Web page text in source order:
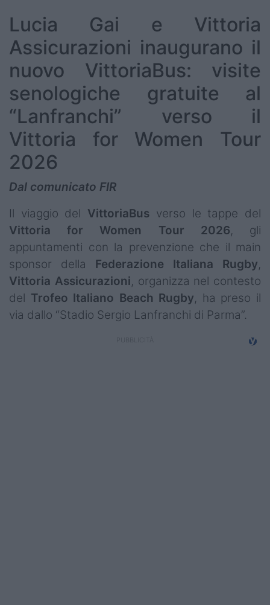
Lucia Gai e Vittoria
Assicurazioni inaugurano il
nuovo VittoriaBus: visite
senologiche gratuite al
“Lanfranchi” verso il
Vittoria for Women Tour
2026
Dal comunicato FIR
Il viaggio del VittoriaBus verso le tappe del
Vittoria for Women Tour 2026, gli
appuntamenti con la prevenzione che il main
sponsor della Federazione Italiana Rugby,
Vittoria Assicurazioni, organizza nel contesto
del Trofeo Italiano Beach Rugby, ha preso il
via dallo “Stadio Sergio Lanfranchi di Parma”.